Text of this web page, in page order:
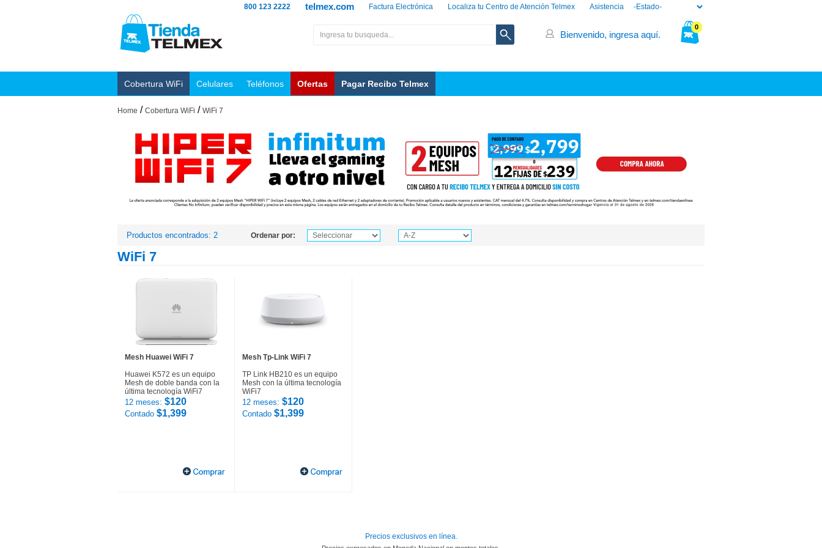
Asistencia
Localiza tu Centro de Atención Telmex
Factura Electrónica
telmex.com
800 123 2222
0
Bienvenido, ingresa aquí.
Cobertura WiFi Celulares Teléfonos Ofertas Pagar Recibo Telmex
Home / Cobertura WiFi / WiFi 7
Productos encontrados: 2 Ordenar por:
WiFi 7
Mesh Huawei WiFi 7
Huawei K572 es un equipo
Mesh de doble banda con la
última tecnología WiFi7
12 meses: $120
Contado $1,399
Mesh Tp-Link WiFi 7
TP Link HB210 es un equipo
Mesh con la última tecnología
WiFi7
12 meses: $120
Contado $1,399
Precios exclusivos en línea.